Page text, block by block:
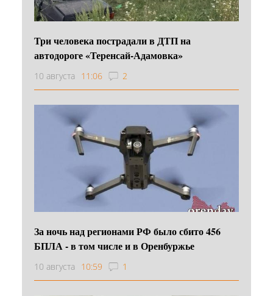
Три человека пострадали в ДТП на
автодороге «Теренсай-Адамовка»
10 августа 11:06 2
За ночь над регионами РФ было сбито 456
БПЛА - в том числе и в Оренбуржье
10 августа 10:59 1